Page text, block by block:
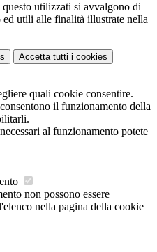
utilizzati si avvalgono di
ed utili alle finalità illustrate nella
Accetta tutti i cookies
quali cookie consentire.
il funzionamento della
al funzionamento potete
non possono essere
nella pagina della cookie